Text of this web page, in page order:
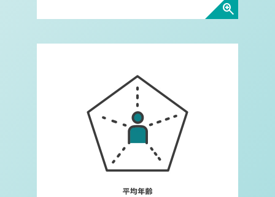
zoom_in
平均年齢についてダイアログ